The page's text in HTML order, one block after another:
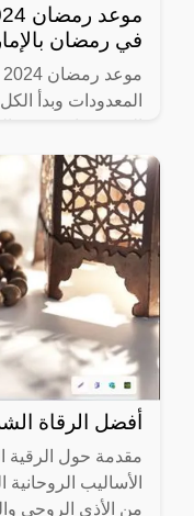
في رمضان بالإمارات
المعدودات وبدأ
لنتفرغ نحن إلى
أفضل الرقاة
مقدمة حول الرقية
الأساليب
من الأذى الروحي